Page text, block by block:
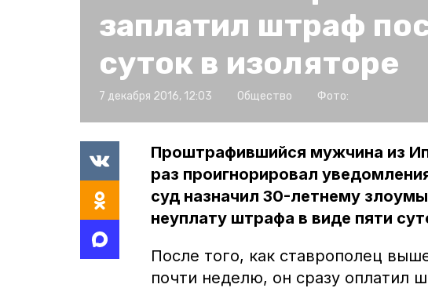
заплатил штраф
суток в изоляторе
7 декабря 2016, 12:03 Общество Фото:
Проштрафившийся мужчина из
раз проигнорировал
суд назначил 30-летнему
неуплату штрафа в виде пяти
После того, как ставрополец
почти неделю, он сразу оплатил